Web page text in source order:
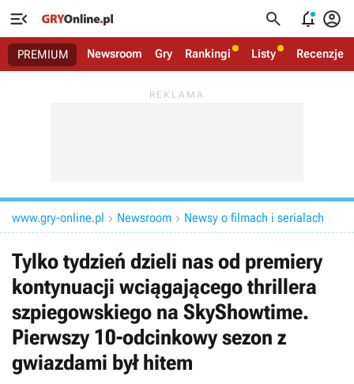
   
PREMIUM Newsroom Gry Rankingi Listy Recenzje
www.gry-online.pl  Newsroom  Newsy o filmach i serialach
Tylko tydzień dzieli nas od premiery
kontynuacji wciągającego thrillera
szpiegowskiego na SkyShowtime.
Pierwszy 10-odcinkowy sezon z
gwiazdami był hitem